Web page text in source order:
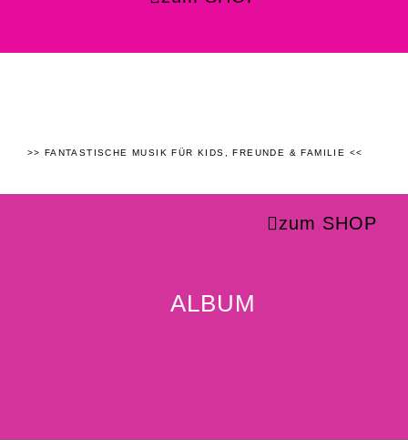
>> FANTASTISCHE MUSIK FÜR KIDS, FREUNDE & FAMILIE <<
zum SHOP
ALBUM